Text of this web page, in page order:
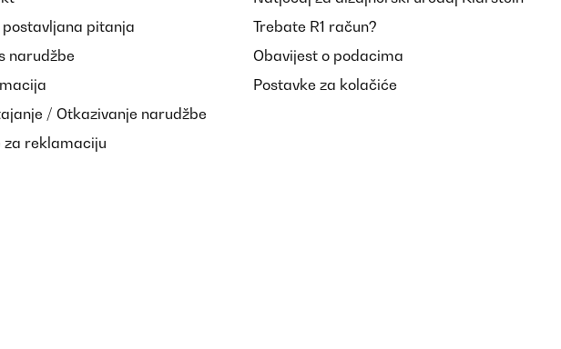
Prevedi
Lautstärke her. Er ist einfach zu bedienen. Ich kann mich definitiv nicht
postavljana pitanja
narudžbe
/ Otkazivanje narudžbe
za reklamaciju
Trebate R1 račun?
Obavijest o podacima
Postavke za kolačiće